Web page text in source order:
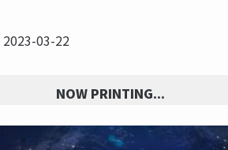
2023-03-22
NOW PRINTING...